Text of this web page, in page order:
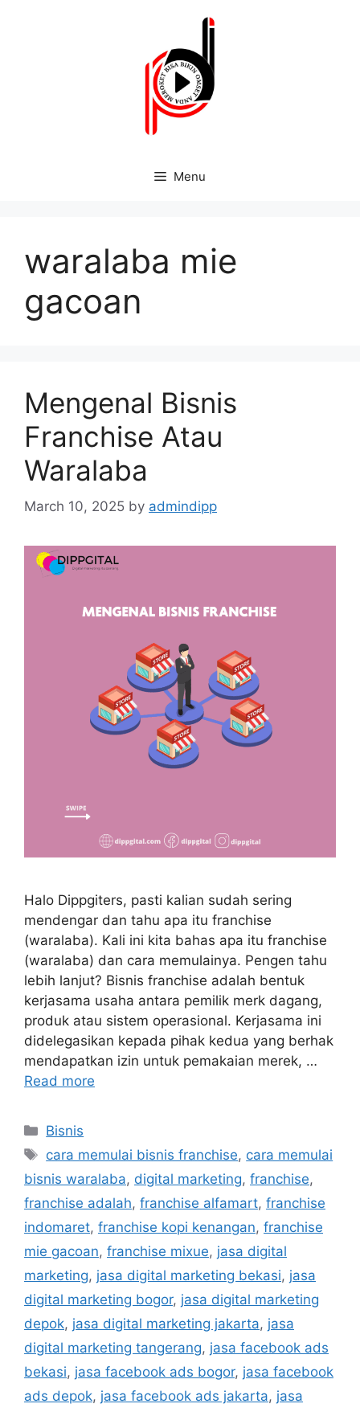
Menu
waralaba mie
gacoan
Mengenal Bisnis
Franchise Atau
Waralaba
March 10, 2025 by admindipp
Halo Dippgiters, pasti kalian sudah sering
mendengar dan tahu apa itu franchise
(waralaba). Kali ini kita bahas apa itu franchise
(waralaba) dan cara memulainya. Pengen tahu
lebih lanjut? Bisnis franchise adalah bentuk
kerjasama usaha antara pemilik merk dagang,
produk atau sistem operasional. Kerjasama ini
didelegasikan kepada pihak kedua yang berhak
mendapatkan izin untuk pemakaian merek, …
Read more
Bisnis
cara memulai bisnis franchise, cara memulai
bisnis waralaba, digital marketing, franchise,
franchise adalah, franchise alfamart, franchise
indomaret, franchise kopi kenangan, franchise
mie gacoan, franchise mixue, jasa digital
marketing, jasa digital marketing bekasi, jasa
digital marketing bogor, jasa digital marketing
depok, jasa digital marketing jakarta, jasa
digital marketing tangerang, jasa facebook ads
bekasi, jasa facebook ads bogor, jasa facebook
ads depok, jasa facebook ads jakarta, jasa